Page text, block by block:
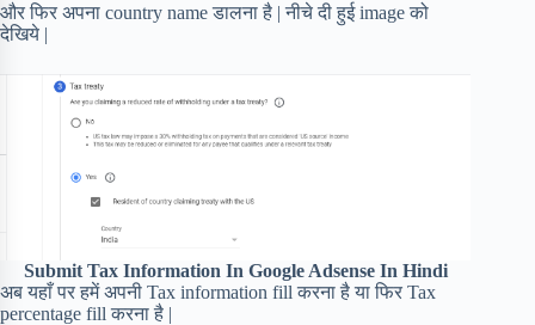
और फिर अपना country name डालना है | नीचे दी हुई image को
देखिये |
Submit Tax Information In Google Adsense In Hindi
अब यहाँ पर हमें अपनी Tax information fill करना है या फिर Tax
percentage fill करना है |